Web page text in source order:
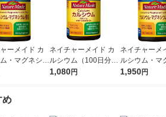
ーメイド カ
・マグネシウ
（30日分） 1
ネイチャーメイド カ
ルシウム（100日分）
1個（200粒） 大塚製
1,080円
ネイチャーメ
ルシウム・マ
ム・亜鉛（30
1,950円
め